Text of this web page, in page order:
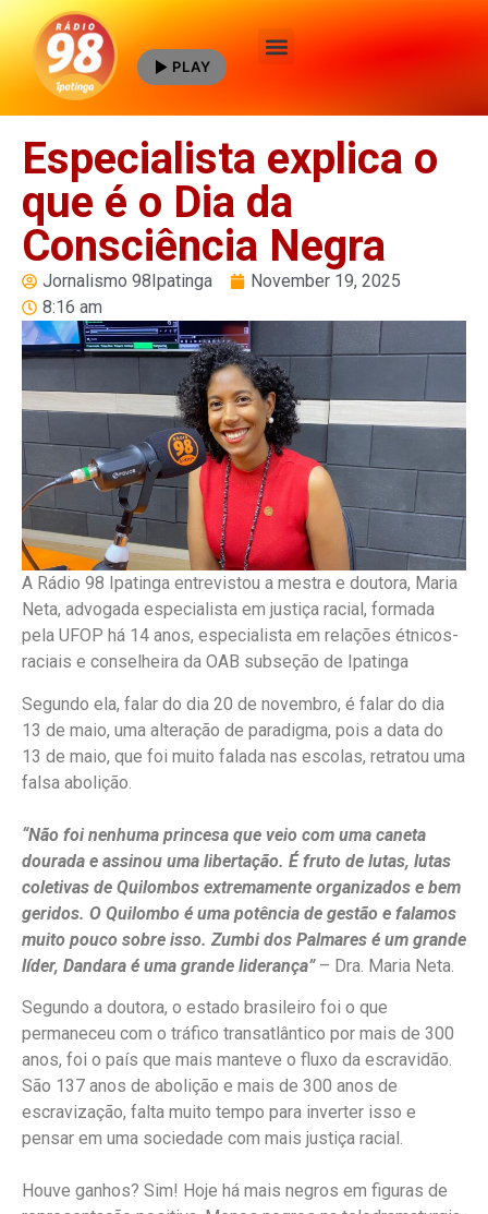
PLAY
Especialista explica o
que é o Dia da
Consciência Negra
Jornalismo 98Ipatinga
November 19, 2025
8:16 am
A Rádio 98 Ipatinga entrevistou a mestra e doutora, Maria
Neta, advogada especialista em justiça racial, formada
pela UFOP há 14 anos, especialista em relações étnicos-
raciais e conselheira da OAB subseção de Ipatinga
Segundo ela, falar do dia 20 de novembro, é falar do dia
13 de maio, uma alteração de paradigma, pois a data do
13 de maio, que foi muito falada nas escolas, retratou uma
falsa abolição.
“Não foi nenhuma princesa que veio com uma caneta
dourada e assinou uma libertação. É fruto de lutas, lutas
coletivas de Quilombos extremamente organizados e bem
geridos. O Quilombo é uma potência de gestão e falamos
muito pouco sobre isso. Zumbi dos Palmares é um grande
líder, Dandara é uma grande liderança”– Dra. Maria Neta.
Segundo a doutora, o estado brasileiro foi o que
permaneceu com o tráfico transatlântico por mais de 300
anos, foi o país que mais manteve o fluxo da escravidão.
São 137 anos de abolição e mais de 300 anos de
escravização, falta muito tempo para inverter isso e
pensar em uma sociedade com mais justiça racial.
Houve ganhos? Sim! Hoje há mais negros em figuras de